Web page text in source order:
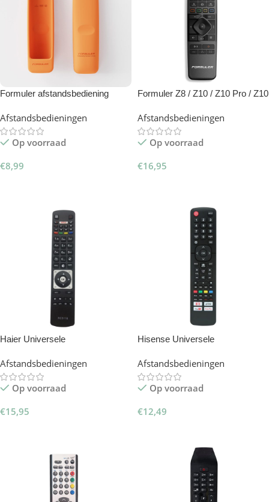
Formuler afstandsbediening
Afstandsbedieningen
Op voorraad
€8,99
Formuler Z8 / Z10 / Z10 Pro / Z10
Afstandsbedieningen
Op voorraad
€16,95
Haier Universele
Slimtron Hit-V1
Afstandsbedieningen
Op voorraad
€15,95
Hisense Universele
Remote
Afstandsbedieningen
Op voorraad
€12,49